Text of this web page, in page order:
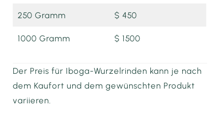
250 Gramm $ 450
1000 Gramm $ 1500
Der Preis für Iboga-Wurzelrinden kann je nach
dem Kaufort und dem gewünschten Produkt
variieren.